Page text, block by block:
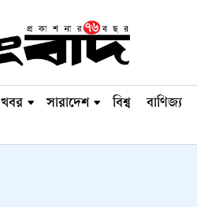
খবর সারাদেশ বিশ্ব বাণিজ্য